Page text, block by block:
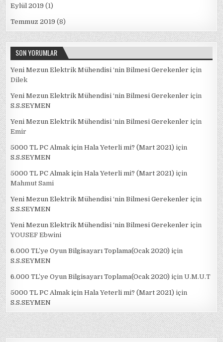
Eylül 2019 (1)
Temmuz 2019 (8)
SON YORUMLAR
Yeni Mezun Elektrik Mühendisi ‘nin Bilmesi Gerekenler için
Dilek
Yeni Mezun Elektrik Mühendisi ‘nin Bilmesi Gerekenler için
S.S.SEYMEN
Yeni Mezun Elektrik Mühendisi ‘nin Bilmesi Gerekenler için
Emir
5000 TL PC Almak için Hala Yeterli mi? (Mart 2021) için
S.S.SEYMEN
5000 TL PC Almak için Hala Yeterli mi? (Mart 2021) için
Mahmut Sami
Yeni Mezun Elektrik Mühendisi ‘nin Bilmesi Gerekenler için
S.S.SEYMEN
Yeni Mezun Elektrik Mühendisi ‘nin Bilmesi Gerekenler için
YOUSEF Ebwini
6.000 TL’ye Oyun Bilgisayarı Toplama(Ocak 2020) için
S.S.SEYMEN
6.000 TL’ye Oyun Bilgisayarı Toplama(Ocak 2020) içinU.M.U.T
5000 TL PC Almak için Hala Yeterli mi? (Mart 2021) için
S.S.SEYMEN